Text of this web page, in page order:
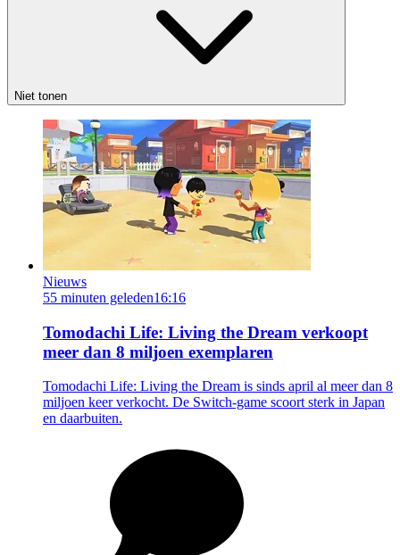
Niet tonen
Nieuws
55 minuten geleden16:16
Tomodachi Life: Living the Dream verkoopt
meer dan 8 miljoen exemplaren
Tomodachi Life: Living the Dream is sinds april al meer dan 8
miljoen keer verkocht. De Switch-game scoort sterk in Japan
en daarbuiten.